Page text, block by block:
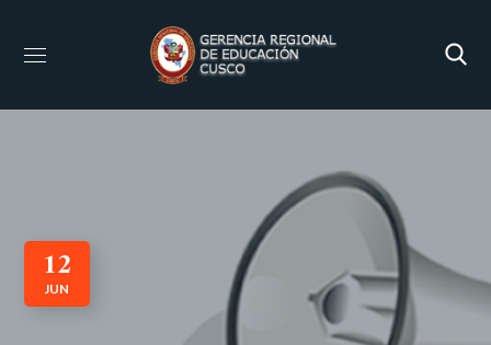
12
JUN